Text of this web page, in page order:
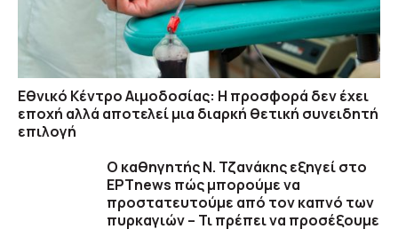
Εθνικό Κέντρο Αιμοδοσίας: H προσφορά δεν έχει
εποχή αλλά αποτελεί μια διαρκή θετική συνειδητή
επιλογή
Ο καθηγητής Ν. Τζανάκης εξηγεί στο
ΕΡΤnews πώς μπορούμε να
προστατευτούμε από τον καπνό των
πυρκαγιών – Τι πρέπει να προσέξουμε